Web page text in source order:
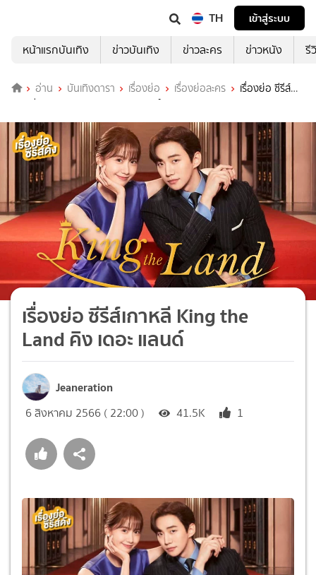
TH
เข้าสู่ระบบ
หน้าแรกบันเทิง
ข่าวบันเทิง ข่าวละคร ข่าวหนัง รี
อ่าน บันเทิงดารา เรื่องย่อ เรื่องย่อละคร
เรื่องย่อ ซีรีส์
เกาหลี King the Land คิง เดอะ แลนด์
เรื่องย่อ ซีรีส์เกาหลี King the
Land คิง เดอะ แลนด์
Jeaneration
6 สิงหาคม 2566 ( 22:00 ) 41.5K 1